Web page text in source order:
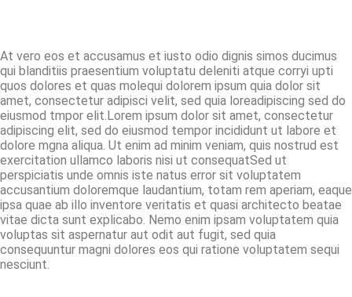
At vero eos et accusamus et iusto odio dignis simos ducimus
qui blanditiis praesentium voluptatu deleniti atque corryi upti
quos dolores et quas molequi dolorem ipsum quia dolor sit
amet, consectetur adipisci velit, sed quia loreadipiscing sed do
eiusmod tmpor elit.Lorem ipsum dolor sit amet, consectetur
adipiscing elit, sed do eiusmod tempor incididunt ut labore et
dolore mgna aliqua. Ut enim ad minim veniam, quis nostrud est
exercitation ullamco laboris nisi ut consequatSed ut
perspiciatis unde omnis iste natus error sit voluptatem
accusantium doloremque laudantium, totam rem aperiam, eaque
ipsa quae ab illo inventore veritatis et quasi architecto beatae
vitae dicta sunt explicabo. Nemo enim ipsam voluptatem quia
voluptas sit aspernatur aut odit aut fugit, sed quia
consequuntur magni dolores eos qui ratione voluptatem sequi
nesciunt.